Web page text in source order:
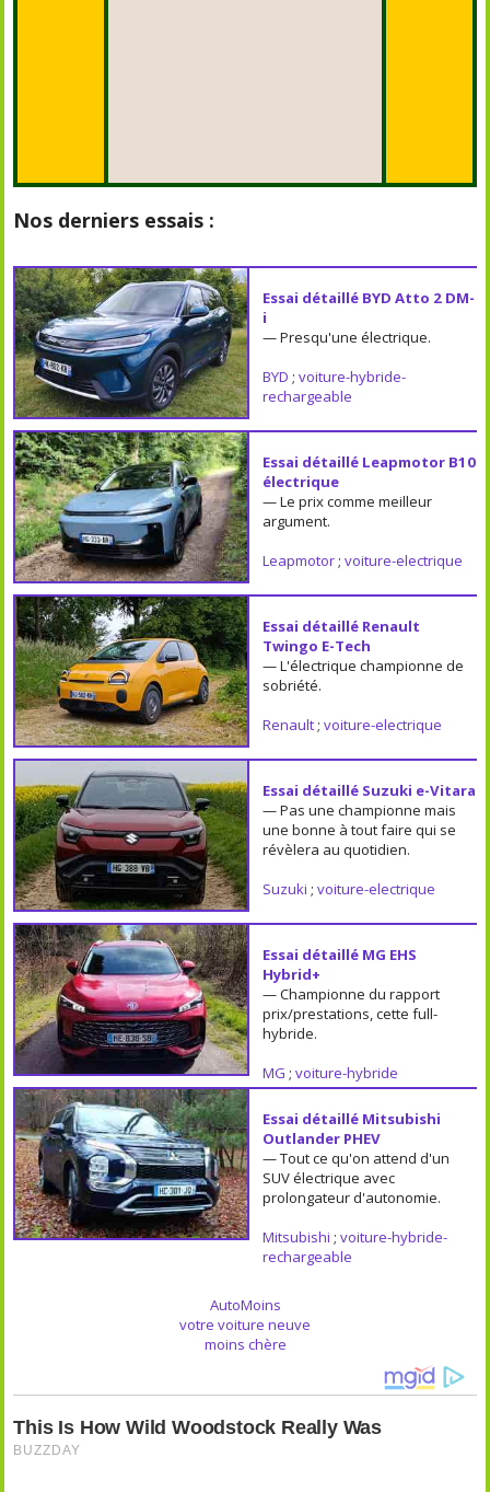
Nos derniers essais :
Essai détaillé BYD Atto 2 DM-
i
— Presqu'une électrique.
BYD ; voiture-hybride-
rechargeable
Essai détaillé Leapmotor B10
électrique
— Le prix comme meilleur
argument.
Leapmotor; voiture-electrique
Essai détaillé Renault
Twingo E-Tech
— L'électrique championne de
sobriété.
Renault; voiture-electrique
Essai détaillé Suzuki e-Vitara
— Pas une championne mais
une bonne à tout faire qui se
révèlera au quotidien.
Suzuki ; voiture-electrique
Essai détaillé MG EHS
Hybrid+
— Championne du rapport
prix/prestations, cette full-
hybride.
MG ; voiture-hybride
Essai détaillé Mitsubishi
Outlander PHEV
— Tout ce qu'on attend d'un
SUV électrique avec
prolongateur d'autonomie.
Mitsubishi ; voiture-hybride-
rechargeable
AutoMoins
votre voiture neuve
moins chère